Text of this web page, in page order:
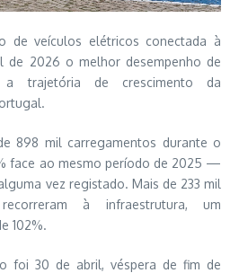
de veículos elétricos conectada à
de 2026 o melhor desempenho de
a trajetória de crescimento da
898 mil carregamentos durante o
face ao mesmo período de 2025 —
vez registado. Mais de 233 mil
à infraestrutura, um
102%.
foi 30 de abril, véspera de fim de